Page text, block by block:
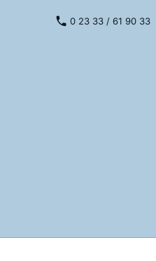
0 23 33 / 61 90 33